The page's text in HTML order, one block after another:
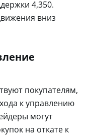
4,350.
вниз
покупателям,
к управлению
могут
на откате к